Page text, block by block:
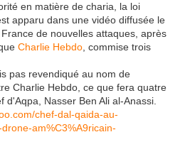
en matière de charia, la loi
apparu dans une vidéo diffusée le
de nouvelles attaques, après
Charlie Hebdo , commise trois
pas revendiqué au nom de
Charlie Hebdo, ce que fera quatre
d'Aqpa, Nasser Ben Ali al-Anassi.
chef-dal-qaida-au-
am%C3%A9ricain-